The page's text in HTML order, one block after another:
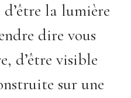
d’être la lumière
dire vous
d’être visible
sur une